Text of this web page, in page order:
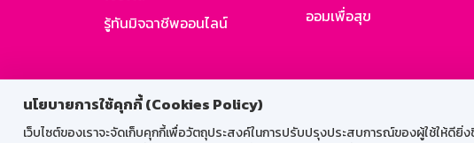
นโยบายการใช้คุกกี้ (Cookies Policy)
เว็บไซต์ของเราจะจัดเก็บคุกกี้เพื่อวัตถุประสงค์ในการปรับปรุงประสบการณ์ของผู้ใช้ให้ดียิ่
รู้ทันมิจฉาชีพออนไลน์
ออมเพื่อสุข